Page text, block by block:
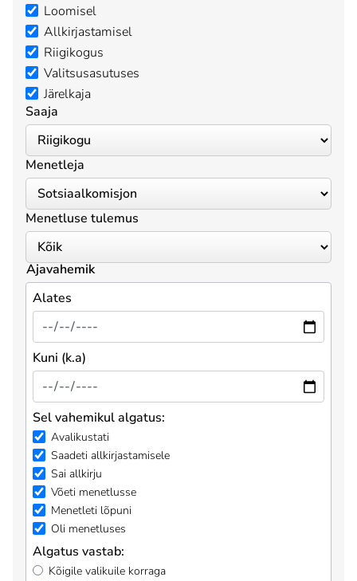
Loomisel
Allkirjastamisel
Riigikogus
Valitsusasutuses
Järelkaja
Saaja
Menetleja
Menetluse tulemus
Ajavahemik
Alates
Kuni (k.a)
Sel vahemikul algatus:
Avalikustati
Saadeti allkirjastamisele
Sai allkirju
Võeti menetlusse
Menetleti lõpuni
Oli menetluses
Algatus vastab:
Kõigile valikuile korraga